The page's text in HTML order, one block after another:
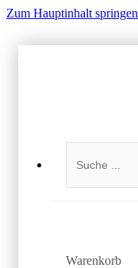
Zum Hauptinhalt springen
Suchen
Warenkorb